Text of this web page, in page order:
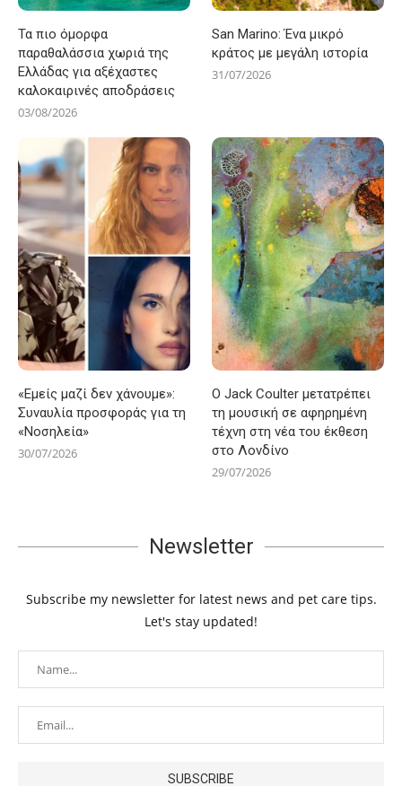
Τα πιο όμορφα
παραθαλάσσια χωριά της
Ελλάδας για αξέχαστες
καλοκαιρινές αποδράσεις
03/08/2026
San Marino: Ένα μικρό
κράτος με μεγάλη ιστορία
31/07/2026
«Εμείς μαζί δεν χάνουμε»:
Συναυλία προσφοράς για τη
«Νοσηλεία»
30/07/2026
Ο Jack Coulter μετατρέπει
τη μουσική σε αφηρημένη
τέχνη στη νέα του έκθεση
στο Λονδίνο
29/07/2026
Newsletter
Subscribe my newsletter for latest news and pet care tips.
Let's stay updated!